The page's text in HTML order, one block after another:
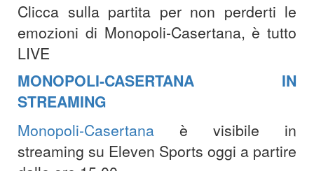
Clicca sulla partita per non perderti le
emozioni di Monopoli-Casertana, è tutto
LIVE
MONOPOLI-CASERTANA IN
STREAMING
Monopoli-Casertana è visibile in
streaming su Eleven Sports oggi a partire